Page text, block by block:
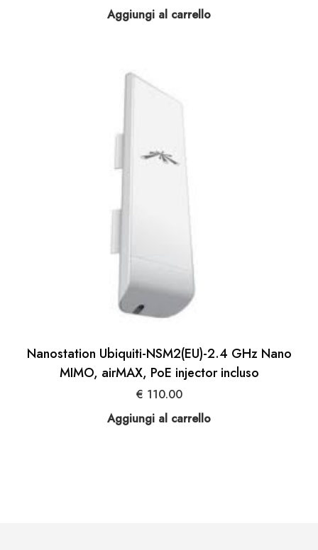
Aggiungi al carrello
Nanostation Ubiquiti-NSM2(EU)-2.4 GHz Nano
MIMO, airMAX, PoE injector incluso
€ 110.00
Aggiungi al carrello